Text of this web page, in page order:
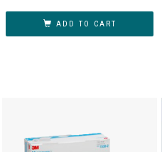
ADD TO CART